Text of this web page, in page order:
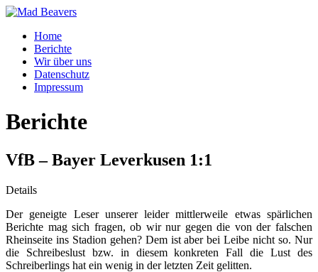
Home
Berichte
Wir über uns
Datenschutz
Impressum
Berichte
VfB – Bayer Leverkusen 1:1
Details
Der geneigte Leser unserer leider mittlerweile etwas spärlichen
Berichte mag sich fragen, ob wir nur gegen die von der falschen
Rheinseite ins Stadion gehen? Dem ist aber bei Leibe nicht so. Nur
die Schreibeslust bzw. in diesem konkreten Fall die Lust des
Schreiberlings hat ein wenig in der letzten Zeit gelitten.